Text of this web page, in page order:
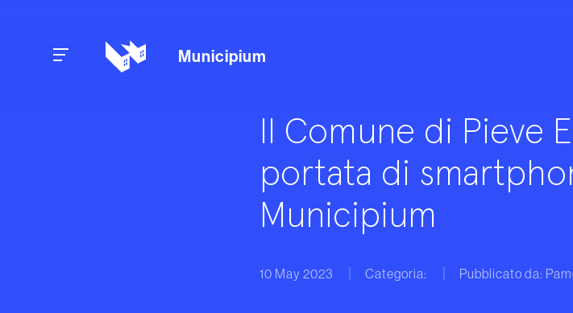
Municipium
ll Comune di Pieve
portata di
Municipium
10 May 2023 Categoria: Pubblicato da: